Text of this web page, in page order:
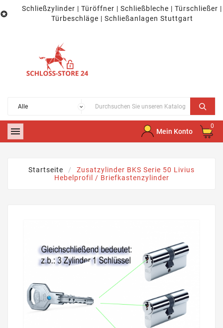

Schließzylinder | Türöffner | Schließbleche | Türschließer |
Türbeschläge | Schließanlagen Stuttgart
 Mein Konto
0
Startseite
Zusatzylinder BKS Serie 50 Livius
Hebelprofil / Briefkastenzylinder